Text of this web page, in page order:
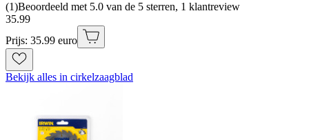
(1)Beoordeeld met 5.0 van de 5 sterren, 1 klantreview
35.99
Prijs: 35.99 euro
Bekijk alles in cirkelzaagblad